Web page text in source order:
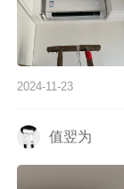
2024-11-23
值翌为